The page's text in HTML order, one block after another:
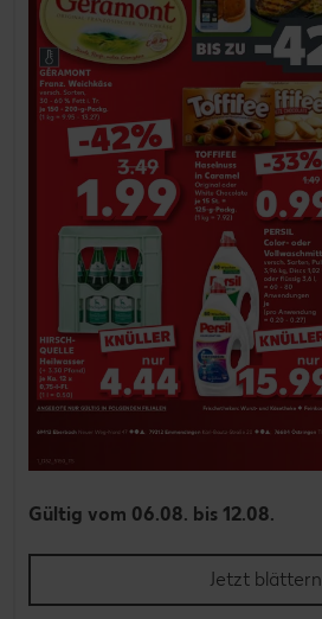
Gültig vom 06.08. bis 12.08.
Jetzt blättern